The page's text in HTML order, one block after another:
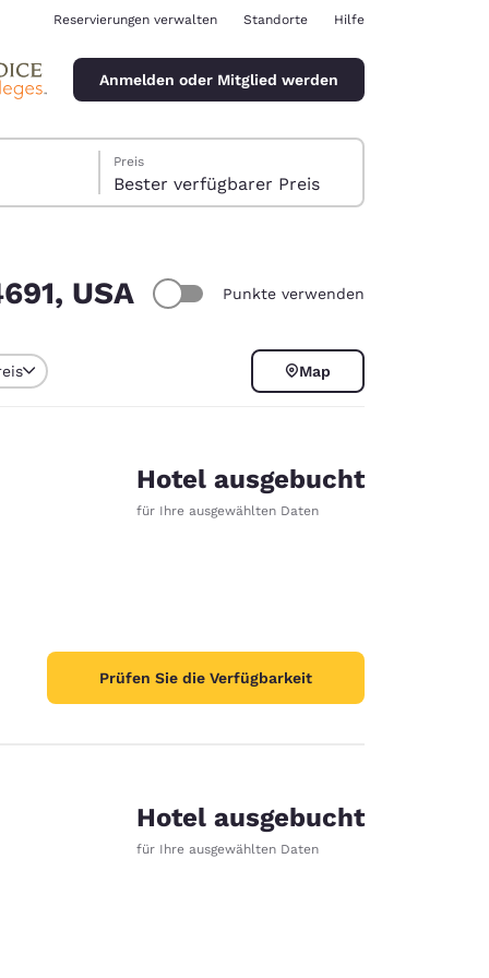
Reservierungen verwalten Standorte Hilfe
Anmelden oder Mitglied werden
Preis
Bester verfügbarer Preis
USA Punkte verwenden
Map
Hotel ausgebucht
für Ihre ausgewählten Daten
Prüfen Sie die Verfügbarkeit
Hotel ausgebucht
für Ihre ausgewählten Daten